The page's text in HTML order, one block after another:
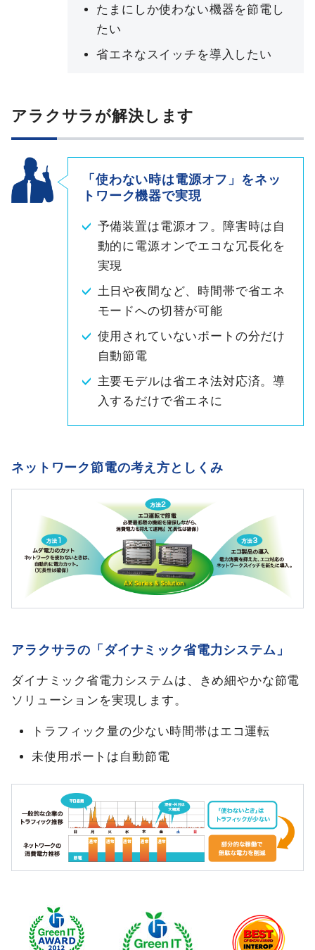
たまにしか使わない機器を節電し
たい
省エネなスイッチを導入したい
アラクサラが解決します
「使わない時は電源オフ」をネッ
トワーク機器で実現
予備装置は電源オフ。障害時は自
動的に電源オンでエコな冗長化を
実現
土日や夜間など、時間帯で省エネ
モードへの切替が可能
使用されていないポートの分だけ
自動節電
主要モデルは省エネ法対応済。導
入するだけで省エネに
ネットワーク節電の考え方としくみ
アラクサラの「ダイナミック省電力システム」
ダイナミック省電力システムは、きめ細やかな節電
ソリューションを実現します。
トラフィック量の少ない時間帯はエコ運転
未使用ポートは自動節電